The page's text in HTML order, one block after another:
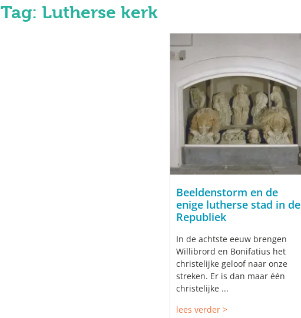
Tag: Lutherse kerk
Beeldenstorm en de
enige lutherse stad in de
Republiek
In de achtste eeuw brengen
Willibrord en Bonifatius het
christelijke geloof naar onze
streken. Er is dan maar één
christelijke ...
lees verder >